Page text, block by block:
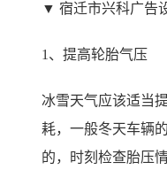
▼ 宿迁市兴科广告
1、提高轮胎气压
冰雪天气应该适当
耗，一般冬天车辆
的，时刻检查胎压